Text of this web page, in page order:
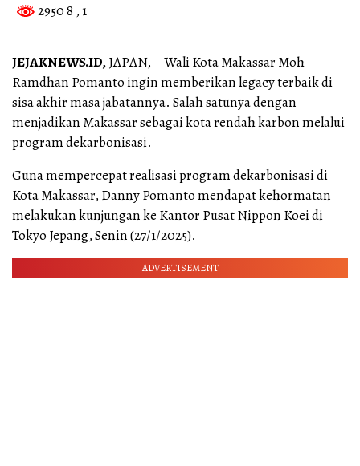
2950 8 , 1
JEJAKNEWS.ID,JAPAN, – Wali Kota Makassar Moh
Ramdhan Pomanto ingin memberikan legacy terbaik di
sisa akhir masa jabatannya. Salah satunya dengan
menjadikan Makassar sebagai kota rendah karbon melalui
program dekarbonisasi.
Guna mempercepat realisasi program dekarbonisasi di
Kota Makassar, Danny Pomanto mendapat kehormatan
melakukan kunjungan ke Kantor Pusat Nippon Koei di
Tokyo Jepang, Senin (27/1/2025).
ADVERTISEMENT